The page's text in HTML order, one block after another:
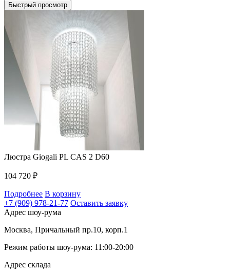
Быстрый просмотр
Люстра Giogali PL CAS 2 D60
104 720 ₽
Подробнее В корзину
+7 (909) 978-21-77 Оставить заявку
Адрес шоу-рума
Москва, Причальный пр.10, корп.1
Режим работы шоу-рума: 11:00-20:00
Адрес склада